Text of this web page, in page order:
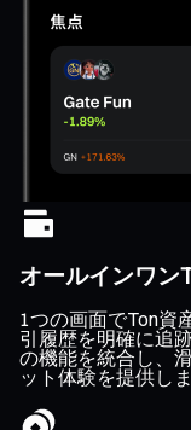
オールインワン
1つの画面でTon資
引履歴を明確に追
の機能を統合し、
ット体験を提供しま